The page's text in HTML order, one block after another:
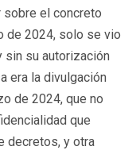
sobre el concreto
de 2024, solo se vio
sin su autorización
era la divulgación
de 2024, que no
que
decretos, y otra